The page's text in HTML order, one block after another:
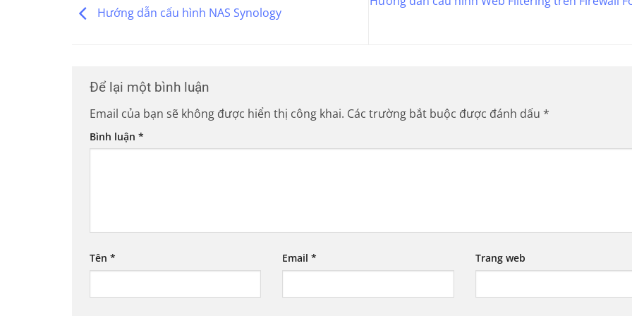
Hướng dẫn cấu hình NAS Synology
Để lại một bình luận
Email của bạn sẽ không được hiển thị công khai. Các trường bắt buộc được đánh dấu *
Bình luận *
Tên * Email* Trang web